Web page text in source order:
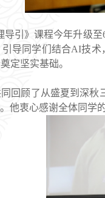
引》课程今年升级
导同学们结合AI技
定坚实基础。
回顾了从盛夏到深
他衷心感谢全体同学